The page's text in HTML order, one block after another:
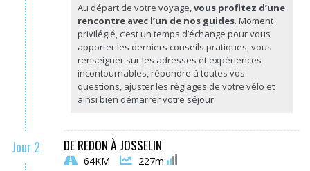
Au départ de votre voyage,vous profitez d’une
rencontre avec l’un de nos guides. Moment
privilégié, c’est un temps d’échange pour vous
apporter les derniers conseils pratiques, vous
renseigner sur les adresses et expériences
incontournables, répondre à toutes vos
questions, ajuster les réglages de votre vélo et
ainsi bien démarrer votre séjour.
Jour 2 DE REDON À JOSSELIN
64KM 227m